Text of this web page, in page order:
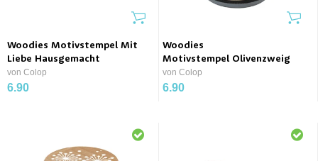
Woodies Motivstempel Mit
Liebe Hausgemacht
von Colop
6.90
Woodies
Motivstempel Olivenzweig
von Colop
6.90